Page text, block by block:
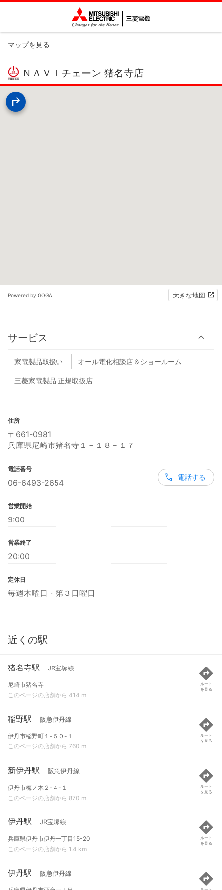
マップを見る
ＮＡＶＩチェーン 猪名寺店
Powered by GOGA 大きな地図
サービス
家電製品取扱い オール電化相談店＆ショールーム
三菱家電製品 正規取扱店
住所
〒661-0981
兵庫県尼崎市猪名寺１－１８－１７
電話番号
06-6493-2654
電話する
営業開始
9:00
営業終了
20:00
定休日
毎週木曜日・第３日曜日
近くの駅
猪名寺駅 JR宝塚線
尼崎市猪名寺
このページの店舗から 414 m
ルート
を見る
稲野駅 阪急伊丹線
伊丹市稲野町１-５０-１
このページの店舗から 760 m
ルート
を見る
新伊丹駅 阪急伊丹線
伊丹市梅ノ木２-４-１
このページの店舗から 870 m
ルート
を見る
伊丹駅 JR宝塚線
兵庫県伊丹市伊丹一丁目15-20
このページの店舗から 1.4 km
ルート
を見る
伊丹駅 阪急伊丹線